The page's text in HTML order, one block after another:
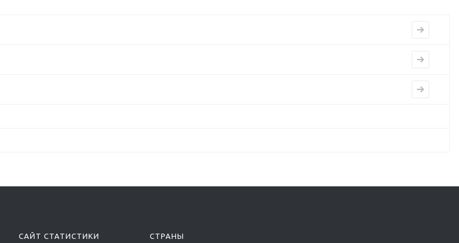
САЙТ СТАТИСТИКИ СТРАНЫ